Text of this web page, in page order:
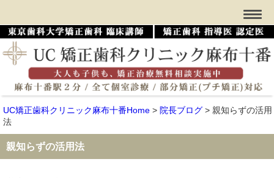
UC矯正歯科クリニック麻布十番Home > 院長ブログ > 親知らずの活用
法
親知らずの活用法